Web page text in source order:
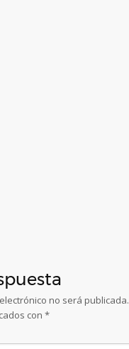
no será publicada.
con *